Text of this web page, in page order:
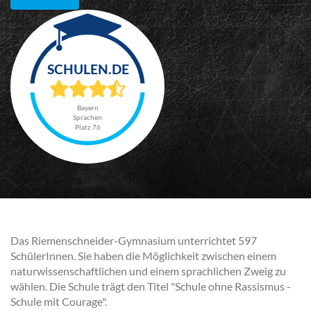
Bayern
Sprachen
Platz 76
Das Riemenschneider-Gymnasium unterrichtet 597
SchülerInnen. Sie haben die Möglichkeit zwischen einem
naturwissenschaftlichen und einem sprachlichen Zweig zu
wählen. Die Schule trägt den Titel "Schule ohne Rassismus -
Schule mit Courage".